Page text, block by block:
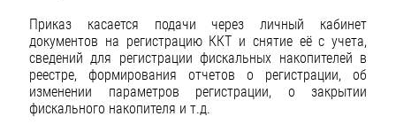
Приказ касается подачи через личный кабинет
документов на регистрацию ККТ и снятие её с учета,
сведений для регистрации фискальных накопителей в
реестре, формирования отчетов о регистрации, об
изменении параметров регистрации, о закрытии
фискального накопителя и т.д.